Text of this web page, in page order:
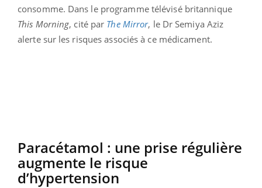
consomme. Dans le programme télévisé britannique
This Morning, cité par The Mirror, le Dr Semiya Aziz
alerte sur les risques associés à ce médicament.
Paracétamol : une prise régulière
augmente le risque
d’hypertension